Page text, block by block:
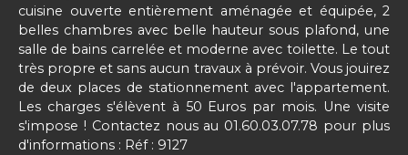
cuisine ouverte entièrement aménagée et équipée, 2
belles chambres avec belle hauteur sous plafond, une
salle de bains carrelée et moderne avec toilette. Le tout
très propre et sans aucun travaux à prévoir. Vous jouirez
de deux places de stationnement avec l'appartement.
Les charges s'élèvent à 50 Euros par mois. Une visite
s'impose ! Contactez nous au 01.60.03.07.78 pour plus
d'informations : Réf : 9127